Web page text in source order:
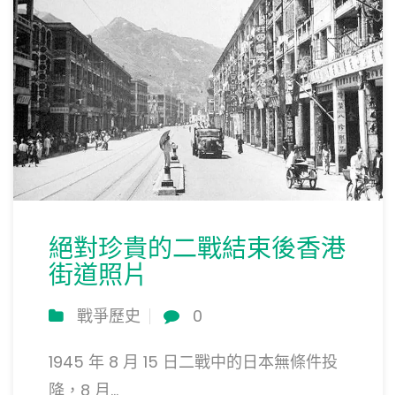
絕對珍貴的二戰結束後香港
街道照片
戰爭歷史 0
1945 年 8 月 15 日二戰中的日本無條件投
降，8 月...